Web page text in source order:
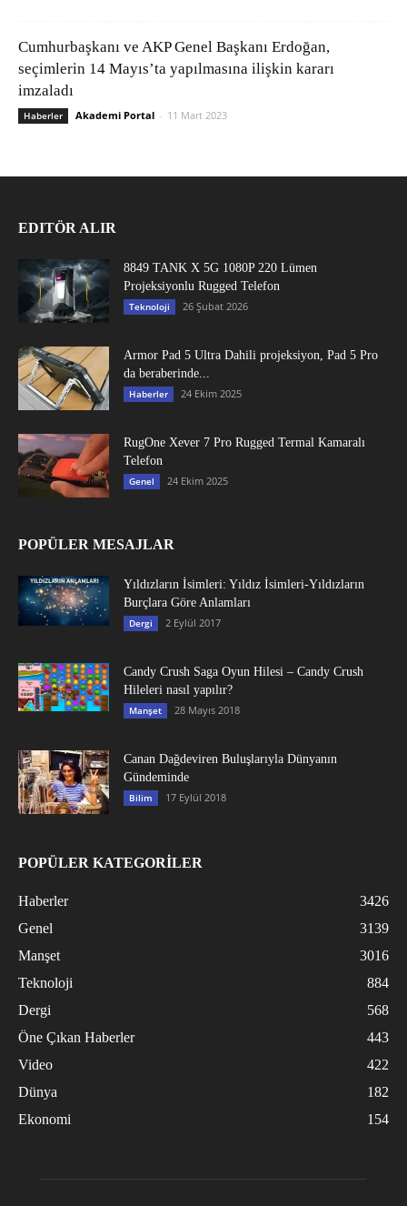
Cumhurbaşkanı ve AKP Genel Başkanı Erdoğan,
seçimlerin 14 Mayıs’ta yapılmasına ilişkin kararı
imzaladı
Haberler Akademi Portal - 11 Mart 2023
EDITÖR ALIR
8849 TANK X 5G 1080P 220 Lümen
Projeksiyonlu Rugged Telefon
Teknoloji 26 Şubat 2026
Armor Pad 5 Ultra Dahili projeksiyon, Pad 5 Pro
da beraberinde...
Haberler 24 Ekim 2025
RugOne Xever 7 Pro Rugged Termal Kamaralı
Telefon
Genel 24 Ekim 2025
POPÜLER MESAJLAR
Yıldızların İsimleri: Yıldız İsimleri-Yıldızların
Burçlara Göre Anlamları
Dergi 2 Eylül 2017
Candy Crush Saga Oyun Hilesi – Candy Crush
Hileleri nasıl yapılır?
Manşet 28 Mayıs 2018
Canan Dağdeviren Buluşlarıyla Dünyanın
Gündeminde
Bilim 17 Eylül 2018
POPÜLER KATEGORİLER
Haberler
3426
Genel
3139
Manşet
3016
Teknoloji
884
Dergi
568
Öne Çıkan Haberler
443
Video
422
Dünya
182
Ekonomi
154